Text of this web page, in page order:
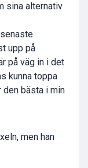
sina alternativ
upp på
på väg in i det
kunna toppa
den bästa i min
men han